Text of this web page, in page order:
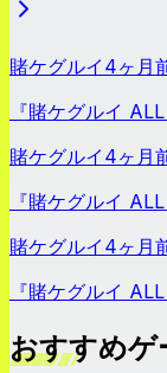
賭ケグルイ 4ヶ月
『賭ケグルイ
賭ケグルイ 4ヶ月
『賭ケグルイ
賭ケグルイ 4ヶ月
『賭ケグルイ
おすすめゲ